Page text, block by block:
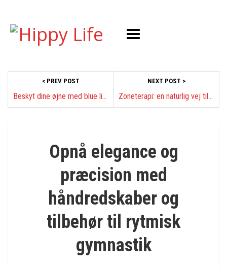
< PREV POST
Beskyt dine øjne med blue light briller
NEXT POST >
Zoneterapi: en naturlig vej til velvære og balance
Opnå elegance og
præcision med
håndredskaber og
tilbehør til rytmisk
gymnastik